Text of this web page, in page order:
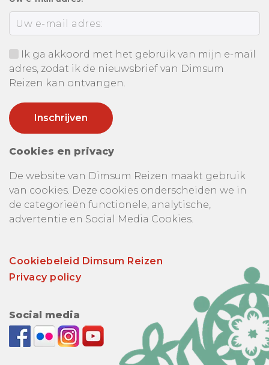
Ik ga akkoord met het gebruik van mijn e-mail
adres, zodat ik de nieuwsbrief van Dimsum
Reizen kan ontvangen.
Cookies en privacy
De website van Dimsum Reizen maakt gebruik
van cookies. Deze cookies onderscheiden we in
de categorieën functionele, analytische,
advertentie en Social Media Cookies.
Cookiebeleid Dimsum Reizen
Privacy policy
Social media